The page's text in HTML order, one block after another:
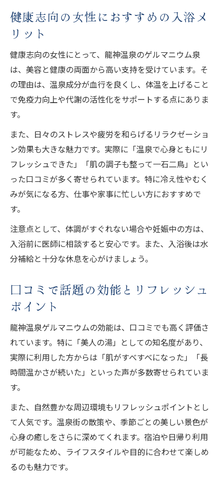
健康志向の女性におすすめの入浴メ
リット
健康志向の女性にとって、龍神温泉のゲルマニウム泉
は、美容と健康の両面から高い支持を受けています。そ
の理由は、温泉成分が血行を良くし、体温を上げること
で免疫力向上や代謝の活性化をサポートする点にありま
す。
また、日々のストレスや疲労を和らげるリラクゼーショ
ン効果も大きな魅力です。実際に「温泉で心身ともにリ
フレッシュできた」「肌の調子も整って一石二鳥」とい
った口コミが多く寄せられています。特に冷え性やむく
みが気になる方、仕事や家事に忙しい方におすすめで
す。
注意点として、体調がすぐれない場合や妊娠中の方は、
入浴前に医師に相談すると安心です。また、入浴後は水
分補給と十分な休息を心がけましょう。
口コミで話題の効能とリフレッシュ
ポイント
龍神温泉ゲルマニウムの効能は、口コミでも高く評価さ
れています。特に「美人の湯」としての知名度があり、
実際に利用した方からは「肌がすべすべになった」「長
時間温かさが続いた」といった声が多数寄せられていま
す。
また、自然豊かな周辺環境もリフレッシュポイントとし
て人気です。温泉街の散策や、季節ごとの美しい景色が
心身の癒しをさらに深めてくれます。宿泊や日帰り利用
が可能なため、ライフスタイルや目的に合わせて楽しめ
るのも魅力です。